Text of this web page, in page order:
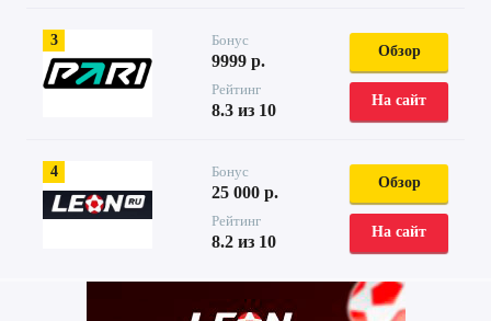
3 Бонус
9999 р.
Рейтинг
8.3 из 10
Обзор
На сайт
4 Бонус
25 000 р.
Рейтинг
8.2 из 10
Обзор
На сайт